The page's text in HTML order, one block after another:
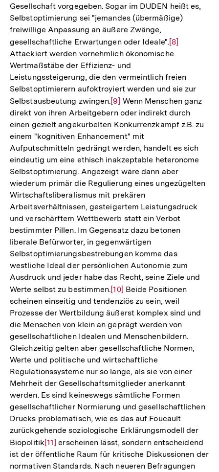
Gesellschaft vorgegeben. Sogar im DUDEN heißt es,
Selbstoptimierung sei "jemandes (übermäßige)
freiwillige Anpassung an äußere Zwänge,
gesellschaftliche Erwartungen oder Ideale".Zur
Auflösung
Fußnote
[8]
Attackiert werden vornehmlich ökonomische
Wertmaßstäbe der Effizienz- und
Leistungssteigerung, die den vermeintlich freien
Selbstoptimierern aufoktroyiert werden und sie zur
Selbstausbeutung zwingen.Zur
Auflösung
der
Fußnote
[9] Wenn Menschen ganz
direkt von ihren Arbeitgebern oder indirekt durch
einen gezielt angekurbelten Konkurrenzkampf z.B. zu
einem "kognitiven Enhancement" mit
Aufputschmitteln gedrängt werden, handelt es sich
eindeutig um eine ethisch inakzeptable heteronome
Selbstoptimierung. Angezeigt wäre dann aber
wiederum primär die Regulierung eines ungezügelten
Wirtschaftsliberalismus mit prekären
Arbeitsverhältnissen, gesteigertem Leistungsdruck
und verschärftem Wettbewerb statt ein Verbot
bestimmter Pillen. Im Gegensatz dazu betonen
liberale Befürworter, in gegenwärtigen
Selbstoptimierungsbestrebungen komme das
westliche Ideal der persönlichen Autonomie zum
Ausdruck und jeder habe das Recht, seine Ziele und
Werte selbst zu bestimmen.Zur
Auflösung
der
Fußnote
[10] Beide Positionen
scheinen einseitig und tendenziös zu sein, weil
Prozesse der Wertbildung äußerst komplex sind und
die Menschen von klein an geprägt werden von
gesellschaftlichen Idealen und Menschenbildern.
Gleichzeitig gelten aber gesellschaftliche Normen,
Werte und politische und wirtschaftliche
Regulationssysteme nur so lange, als sie von einer
Mehrheit der Gesellschaftsmitglieder anerkannt
werden. Es sind keineswegs sämtliche Formen
gesellschaftlicher Normierung und gesellschaftlichen
Drucks problematisch, wie es das auf Foucault
zurückgehende soziologische Erklärungsmodell der
BiopolitikZur
Auflösung
der
[11] erscheinen lässt, sondern entscheidend
ist der öffentliche Raum für kritische Diskussionen der
normativen Standards. Nach neueren Befragungen